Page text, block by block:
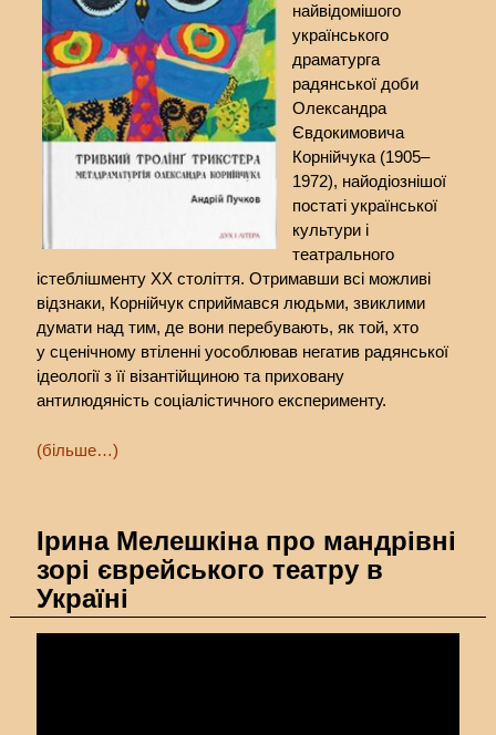
найвідомішого
українського
драматурга
радянської доби
Олександра
Євдокимовича
Корнійчука (1905–
1972), найодіознішої
постаті української
культури і
театрального
істеблішменту ХХ століття. Отримавши всі можливі
відзнаки, Корнійчук сприймався людьми, звиклими
думати над тим, де вони перебувають, як той, хто
у сценічному втіленні уособлював негатив радянської
ідеології з її візантійщиною та приховану
антилюдяність соціалістичного експерименту.
(більше…)
Ірина Мелешкіна про мандрівні
зорі єврейського театру в
Україні